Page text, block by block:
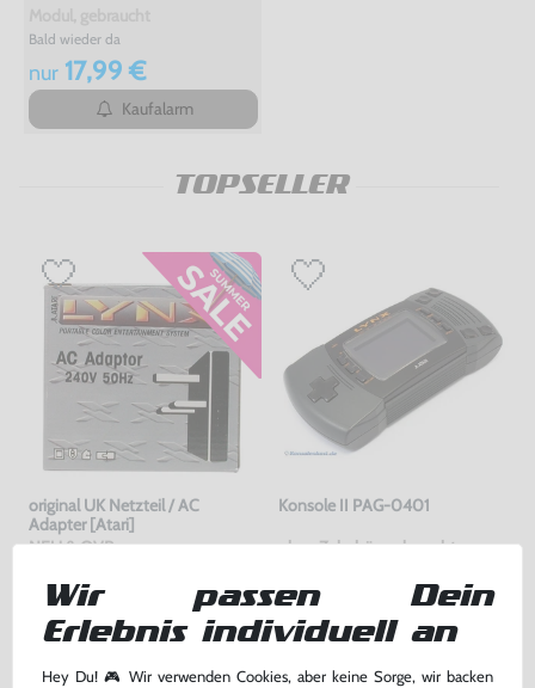
Bald wieder da
nur17,99 €
Kaufalarm
TOPSELLER
original UK Netzteil / AC
Adapter [Atari]
NEU & OVP
jetzt nur3,00 €
Warenkorb
Konsole II PAG-0401
ohne Zubehör, gebraucht
nur299,99 €
Warenkorb
Wir passen Dein
Erlebnis individuell an
Hey Du! 🎮 Wir verwenden Cookies, aber keine Sorge, wir backen